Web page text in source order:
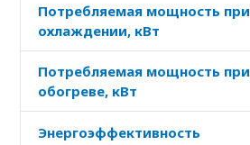
Потребляемая мощность при
охлаждении, кВт
Потребляемая мощность при
обогреве, кВт
Энергоэффективность